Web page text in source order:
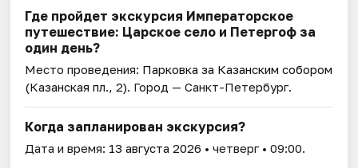
Где пройдет экскурсия Императорское
путешествие: Царское село и Петергоф за
один день?
Место проведения: Парковка за Казанским собором
(Казанская пл., 2). Город — Санкт-Петербург.
Когда запланирован экскурсия?
Дата и время: 13 августа 2026 • четверг • 09:00.